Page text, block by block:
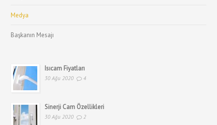
Medya
Başkanın Mesajı
Isıcam Fiyatları
30 Ağu 2020 4
Sinerji Cam Özellikleri
30 Ağu 2020 2